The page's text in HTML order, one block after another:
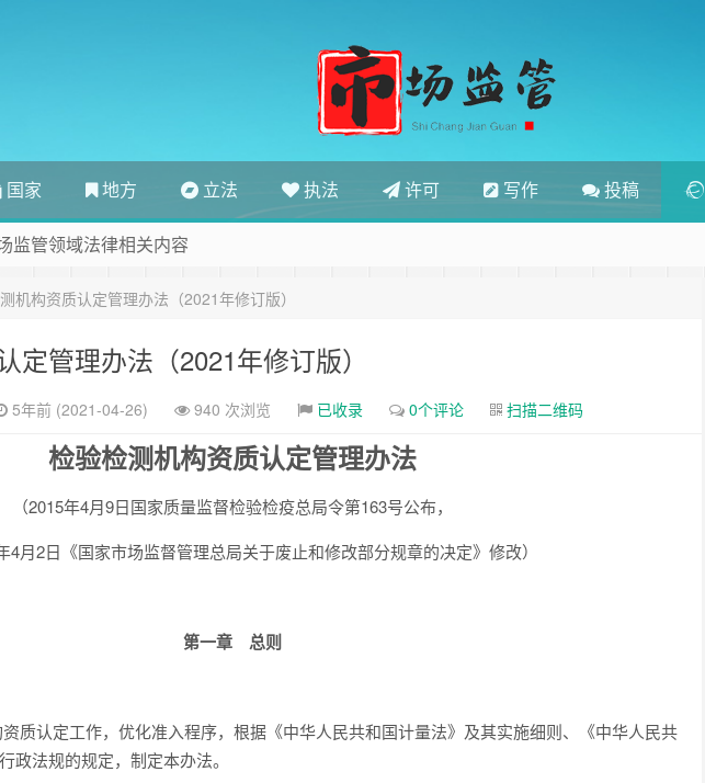
国家 地方 立法 执法 许可 写作 投稿
监管领域法律相关内容
机构资质认定管理办法（2021年修订版）
定管理办法（2021年修订版）
5年前 (2021-04-26) 940 次浏览 已收录 0个评论 扫描二维码
检验检测机构资质认定管理办法
（2015年4月9日国家质量监督检验检疫总局令第163号公布，
4月2日《国家市场监督管理总局关于废止和修改部分规章的决定》修改）
第一章 总则
质认定工作，优化准入程序，根据《中华人民共和国计量法》及其实施细则、《中华人民共
政法规的规定，制定本办法。